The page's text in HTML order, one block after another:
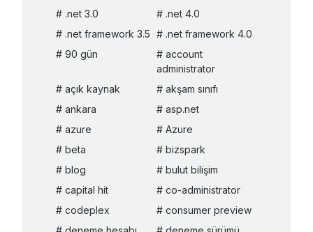
.net 3.0
.net 4.0
.net framework 3.5
.net framework 4.0
90 gün
account
administrator
açık kaynak
akşam sınıfı
ankara
asp.net
azure
Azure
beta
bizspark
blog
bulut bilişim
capital hit
co-administrator
codeplex
consumer preview